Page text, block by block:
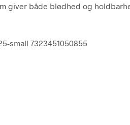
giver både blødhed og
small 7323451050855